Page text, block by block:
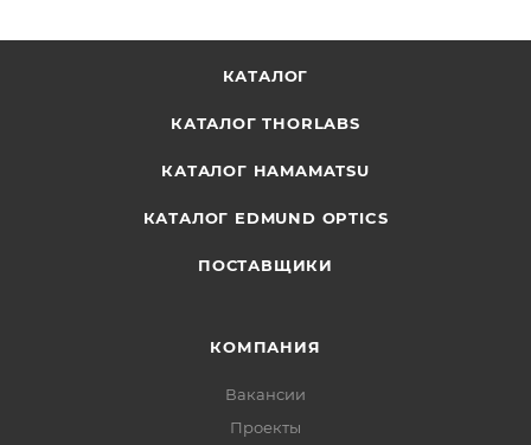
КАТАЛОГ
КАТАЛОГ THORLABS
КАТАЛОГ HAMAMATSU
КАТАЛОГ EDMUND OPTICS
ПОСТАВЩИКИ
КОМПАНИЯ
Вакансии
Проекты